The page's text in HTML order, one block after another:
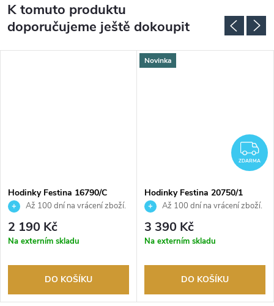
K tomuto produktu
doporučujeme ještě dokoupit
Hodinky Festina 16790/C
Až 100 dní na vrácení zboží.
Autorizovaný prodejce.
2 190 Kč
Na externím skladu
DO KOŠÍKU
Novinka
ZDARMA
Hodinky Festina 20750/1
Až 100 dní na vrácení zboží.
Autorizovaný prodejce.
3 390 Kč
Na externím skladu
DO KOŠÍKU